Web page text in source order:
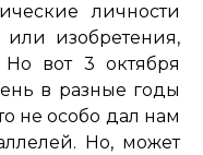
личности
или изобретения,
вот 3 октября
в разные годы
не особо дал нам
Но, может